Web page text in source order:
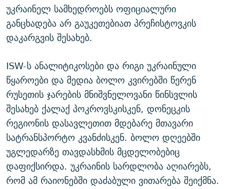
უკრაინელ სამხედროებს ოფიციალური
განცხადება არ გაუკეთებიათ პრეჩისტოვკის
დაკარგვის შესახებ.
ISW-ს ანალიტიკოსები და რიგი უკრაინული
წყაროები და მედია ბოლო კვირებში წერენ
რუსეთის ჯარების მნიშვნელოვანი წინსვლის
შესახებ ქალაქ პოკროვსკისკენ, დონეცკის
რეგიონის დასავლეთით მდებარე მთავარი
სატრანსპორტო კვანძისკენ. ბოლო დღეებში
უგლედარზე თავდასხმის მცდელობებიც
დაფიქსირდა. უკრაინის სარდლობა აღიარებს,
რომ ამ რაიონებში დაძაბული ვითარება შეიქმნა.